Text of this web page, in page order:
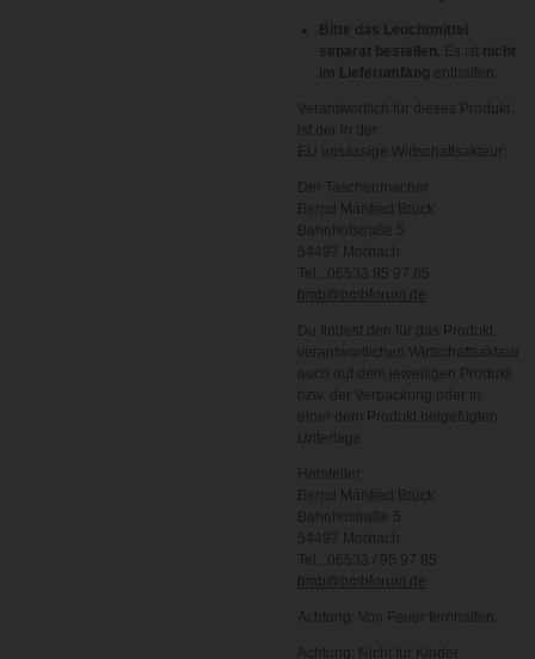
Bitte das Leuchtmittel
separat bestellen. Es ist nicht
im Lieferumfang enthalten.
Verantwortlich für dieses Produkt
ist der in der
EU ansässige Wirtschaftsakteur:
Der Taschenmacher
Bernd Manfred Brück
Bahnhofstraße 5
54497 Morbach
Tel.: 06533 95 97 85
bmb@bmbforum.de
Du findest den für das Produkt
verantwortlichen Wirtschaftsakteur
auch auf dem jeweiligen Produkt
bzw. der Verpackung oder in
einer dem Produkt beigefügten
Unterlage.
Hersteller:
Bernd Manfred Brück
Bahnhostraße 5
54497 Morbach
Tel.: 06533 / 95 97 85
bmb@bmbforum.de
Achtung: Von Feuer fernhalten.
Achtung: Nicht für Kinder